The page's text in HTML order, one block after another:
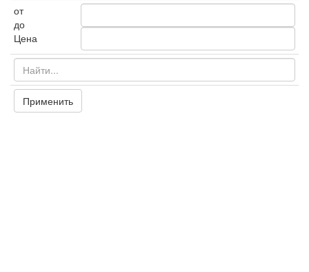
от
до
Цена
Применить